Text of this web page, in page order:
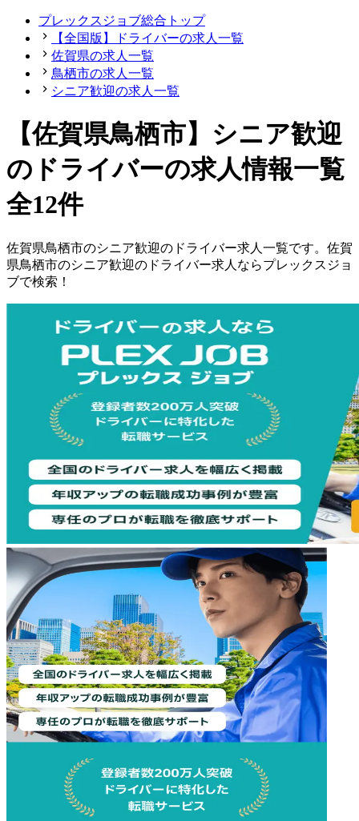
プレックスジョブ総合トップ
【全国版】ドライバーの求人一覧
佐賀県の求人一覧
鳥栖市の求人一覧
シニア歓迎の求人一覧
【佐賀県鳥栖市】シニア歓迎
のドライバーの求人情報一覧
全12件
佐賀県鳥栖市のシニア歓迎の ドライバー求人一覧です。 佐賀
県鳥栖市のシニア歓迎の ドライバー求人ならプレックスジョ
ブで検索！